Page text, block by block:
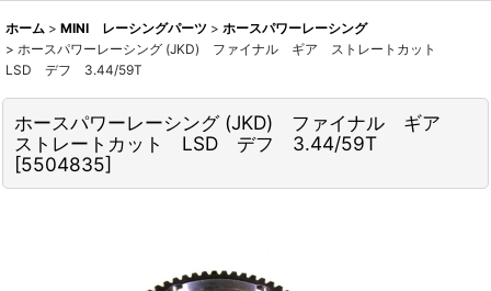
ホーム > MINI レーシングパーツ > ホースパワーレーシング
> ホースパワーレーシング (JKD) ファイナル ギア ストレートカット
LSD デフ 3.44/59T
ホースパワーレーシング (JKD) ファイナル ギア
ストレートカット LSD デフ 3.44/59T
[5504835]